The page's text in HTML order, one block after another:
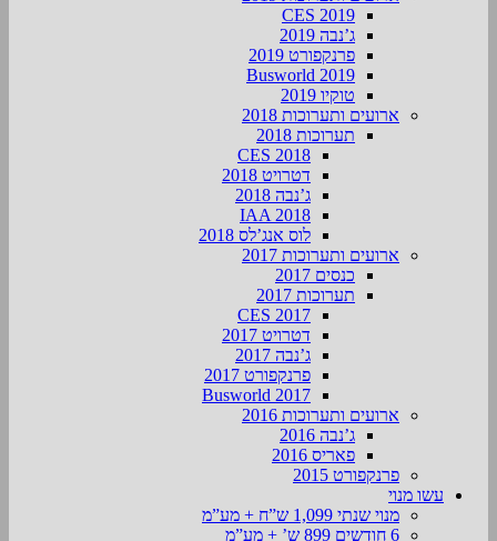
CES 2019
ג’נבה 2019
פרנקפורט 2019
Busworld 2019
טוקיו 2019
ארועים ותערוכות 2018
תערוכות 2018
CES 2018
דטרויט 2018
ג’נבה 2018
IAA 2018
לוס אנג’לס 2018
ארועים ותערוכות 2017
כנסים 2017
תערוכות 2017
CES 2017
דטרויט 2017
ג’נבה 2017
פרנקפורט 2017
Busworld 2017
ארועים ותערוכות 2016
ג’נבה 2016
פאריס 2016
פרנקפורט 2015
עשו מנוי
מנוי שנתי 1,099 ש”ח + מע”מ
6 חודשים 899 ש’ + מע”מ